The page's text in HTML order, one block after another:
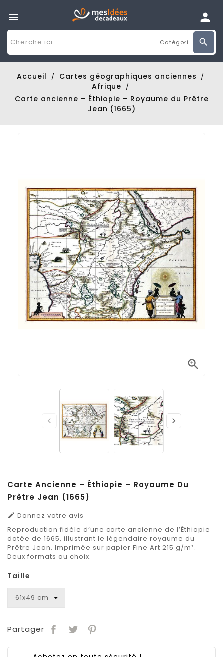

Accueil
Cartes géographiques anciennes
Afrique
Carte ancienne – Éthiopie – Royaume du Prêtre
Jean (1665)

 
Carte Ancienne – Éthiopie – Royaume Du
Prêtre Jean (1665)
 Donnez votre avis
Reproduction fidèle d’une carte ancienne de l’Éthiopie
datée de 1665, illustrant le légendaire royaume du
Prêtre Jean. Imprimée sur papier Fine Art 215 g/m².
Deux formats au choix.
Taille
Partager